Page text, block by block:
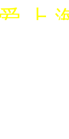
上
微信